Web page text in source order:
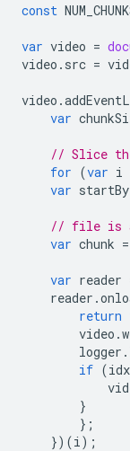
const
var video =
video . src =
video .
var
// Slice the
for (var i
var
// file is
var chunk =
var reader
reader .
return
video .
logger .
if (idx
}
};
})(i);